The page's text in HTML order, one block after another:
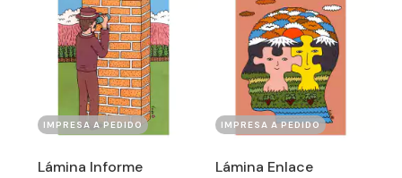
IMPRESA A PEDIDO
Lámina Informe
IMPRESA A PEDIDO
Lámina Enlace